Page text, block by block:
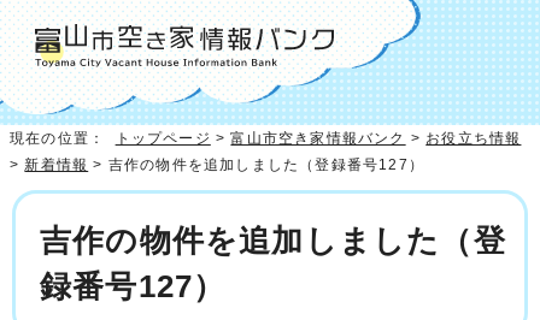
現在の位置： トップページ >富山市空き家情報バンク > お役立ち情報
>新着情報 > 吉作の物件を追加しました（登録番号127）
吉作の物件を追加しました（登
録番号127）